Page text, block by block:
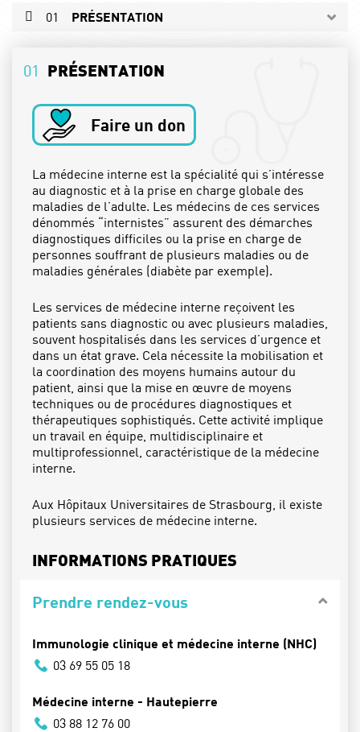
01 PRÉSENTATION
PRENDRE RDV
01 PRÉSENTATION
Faire un don
La médecine interne est la spécialité qui s’intéresse
au diagnostic et à la prise en charge globale des
maladies de l’adulte. Les médecins de ces services
dénommés “internistes” assurent des démarches
diagnostiques difficiles ou la prise en charge de
personnes souffrant de plusieurs maladies ou de
maladies générales (diabète par exemple).
Les services de médecine interne reçoivent les
patients sans diagnostic ou avec plusieurs maladies,
souvent hospitalisés dans les services d’urgence et
dans un état grave. Cela nécessite la mobilisation et
la coordination des moyens humains autour du
patient, ainsi que la mise en œuvre de moyens
techniques ou de procédures diagnostiques et
thérapeutiques sophistiqués. Cette activité implique
un travail en équipe, multidisciplinaire et
multiprofessionnel, caractéristique de la médecine
interne.
Aux Hôpitaux Universitaires de Strasbourg, il existe
plusieurs services de médecine interne.
INFORMATIONS PRATIQUES
Prendre rendez-vous
Immunologie clinique et médecine interne (NHC)
03 69 55 05 18
Médecine interne - Hautepierre
03 88 12 76 00